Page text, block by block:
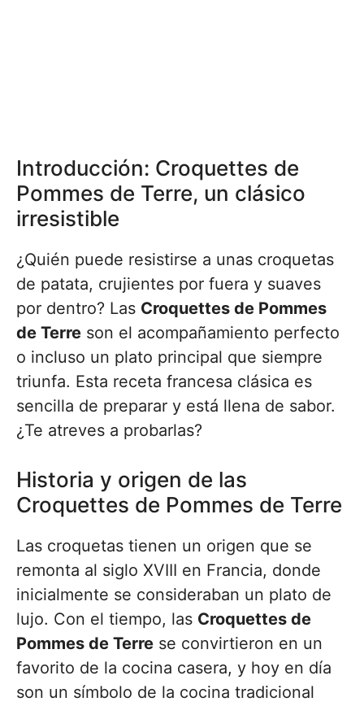
Introducción: Croquettes de
Pommes de Terre, un clásico
irresistible
¿Quién puede resistirse a unas croquetas
de patata, crujientes por fuera y suaves
por dentro? Las Croquettes de Pommes
de Terre son el acompañamiento perfecto
o incluso un plato principal que siempre
triunfa. Esta receta francesa clásica es
sencilla de preparar y está llena de sabor.
¿Te atreves a probarlas?
Historia y origen de las
Croquettes de Pommes de Terre
Las croquetas tienen un origen que se
remonta al siglo XVIII en Francia, donde
inicialmente se consideraban un plato de
lujo. Con el tiempo, las Croquettes de
Pommes de Terre se convirtieron en un
favorito de la cocina casera, y hoy en día
son un símbolo de la cocina tradicional